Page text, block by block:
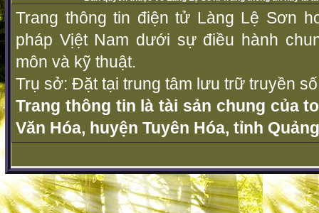
Trang thông tin điện tử Làng Lệ Sơn
pháp Vịệt Nam dưới sự điều hành
môn và kỹ thuật.
Trụ sở: Đặt tại trung tâm lưu trữ truyền
Trang thông tin là tài sản chung của
Văn Hóa, huyện Tuyên Hóa, tỉnh